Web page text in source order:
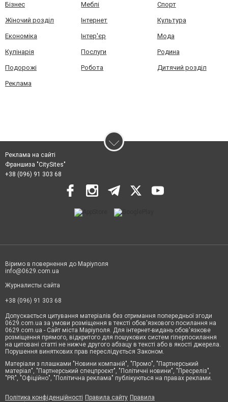
Бізнес Меблі Спорт
Жіночий розділ Інтернет Культура
Економіка Інтер'єр Мода
Кулінарія Послуги Родина
Подорожі Робота Дитячий розділ
Реклама
Реклама на сайті
Франшиза "CitySites"
+38 (096) 91 303 68
Віримо в повернення до Маріуполя
info@0629.com.ua
Журналисты сайта
+38 (096) 91 303 68
Допускається цитування матеріалів без отримання попередньої згоди
0629.com.ua за умови розміщення в тексті обов'язкового посилання на
0629.com.ua - Сайт міста Маріуполя. Для інтернет-видань обов'язкове
розміщення прямого, відкритого для пошукових систем гіперпосилання
на цитовані статті не нижче другого абзацу в тексті або в якості джерела.
Порушення виняткових прав переслідується Законом.
Матеріали з плашками "Новини компаній", "Промо", "Партнерський
матеріал", "Партнерський спецпроєкт", "Політичні новини", "Пресреліз",
"PR", "Офіційно", "Політична реклама" публікуються на правах реклами.
Політика конфіденційності Правила сайту Правила